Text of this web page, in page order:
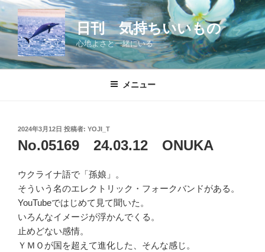
コ
ン
テ
ツ
日刊 気持ちいいもの
心地よさと一緒にいる
メニュー
投
稿
日:
2024年3月12日 投稿者: YOJI_T
No.05169 24.03.12 ONUKA
ウクライナ語で「孫娘」。
そういう名のエレクトリック・フォークバンドがある。
YouTubeではじめて見て聞いた。
いろんなイメージが浮かんでくる。
止めどない感情。
ＹＭＯが国を超えて進化した、そんな感じ。